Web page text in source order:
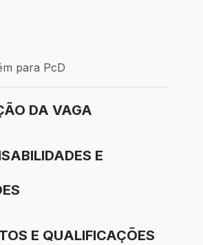
Presencial
PcD
para PcD
DA VAGA
E
E QUALIFICAÇÕES